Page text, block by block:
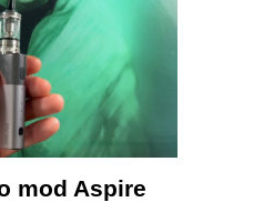
mod Aspire